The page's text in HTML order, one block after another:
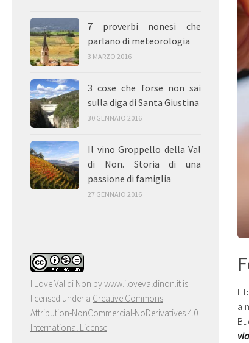
Il
a
7 proverbi nonesi che
parlano di meteorologia
3 MARZO 2016
3 cose che forse non sai
sulla diga di Santa Giustina
30 GENNAIO 2016
Il vino Groppello della Val
di Non. Storia di una
passione di famiglia
27 GENNAIO 2016
I Love Val di Non bywww.ilovevaldinon.it is
licensed under a Creative Commons
Attribution-NonCommercial-NoDerivatives 4.0
International License.